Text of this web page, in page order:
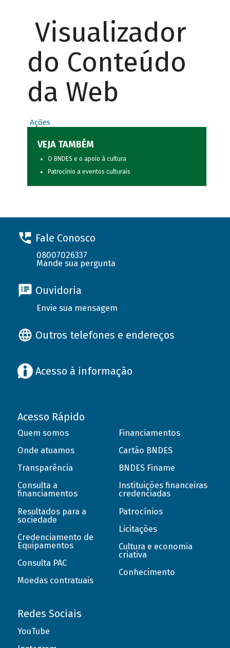
Visualizador
do Conteúdo
da Web
Ações
VEJA TAMBÉM
O BNDES e o apoio à cultura
Patrocínio a eventos culturais
Fale Conosco
08007026337
Mande sua pergunta
Ouvidoria
Envie sua mensagem
Outros telefones e endereços
Acesso à informação
Acesso Rápido
Quem somos
Onde atuamos
Transparência
Consulta a
financiamentos
Resultados para a
sociedade
Credenciamento de
Equipamentos
Consulta PAC
Moedas contratuais
Financiamentos
Cartão BNDES
BNDES Finame
Instituições financeiras
credenciadas
Patrocínios
Licitações
Cultura e economia
criativa
Conhecimento
Redes Sociais
YouTube